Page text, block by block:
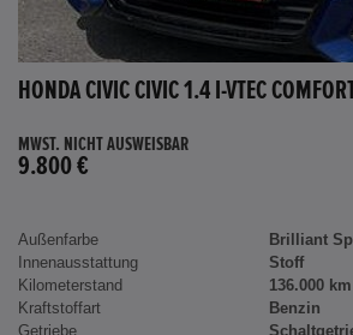
MWST. NICHT AUSWEISBAR
9.800 €
Außenfarbe
Brilliant
Innenausstattung
Stoff
Kilometerstand
136.000 km
Kraftstoffart
Benzin
Getriebe